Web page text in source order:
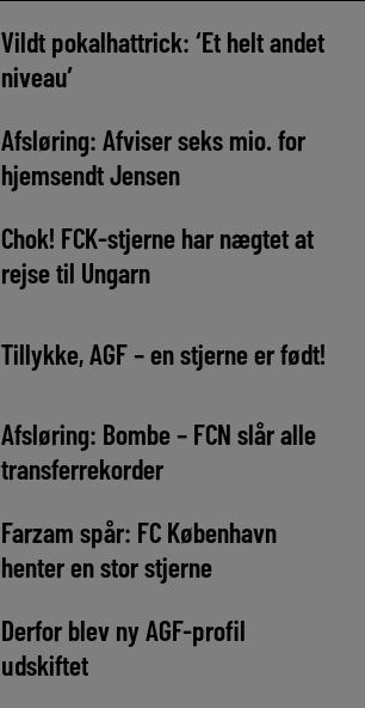
Vildt pokalhattrick: ‘Et helt andet
niveau’
Afsløring: Afviser seks mio. for
hjemsendt Jensen
Chok! FCK-stjerne har nægtet at
rejse til Ungarn
Tillykke, AGF – en stjerne er født!
Afsløring: Bombe – FCN slår alle
transferrekorder
Farzam spår: FC København
henter en stor stjerne
Derfor blev ny AGF-profil
udskiftet